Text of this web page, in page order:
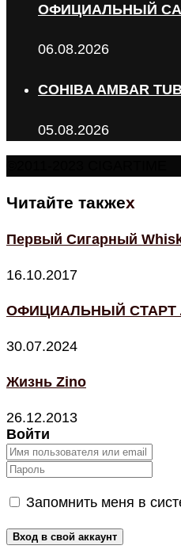
ОФИЦИАЛЬНЫЙ
06.08.2026
COHIBA AMBAR
05.08.2026
Читайте такжеx
Первый Сигарный
16.10.2017
ОФИЦИАЛЬНЫЙ СТАРТ
30.07.2024
Жизнь Zino
26.12.2013
Войти
Запомнить меня в